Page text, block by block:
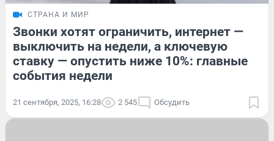
СТРАНА И МИР
Звонки хотят ограничить, интернет —
выключить на недели, а ключевую
ставку — опустить ниже 10%: главные
события недели
21 сентября, 2025, 16:28 2 545 Обсудить